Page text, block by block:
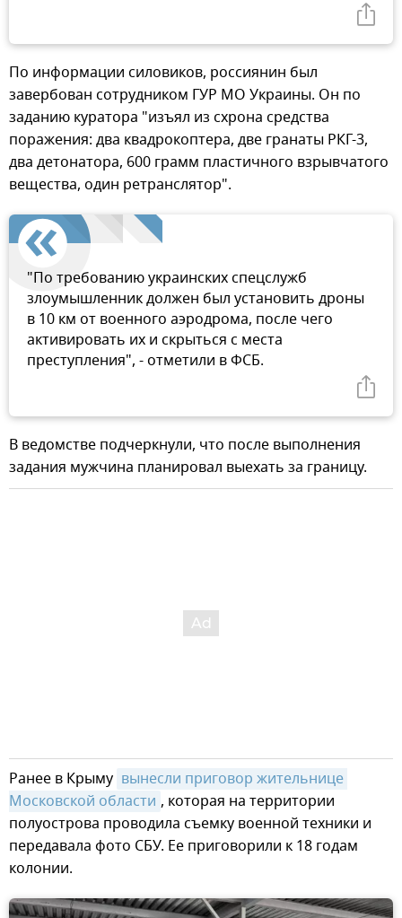
По информации силовиков, россиянин был
завербован сотрудником ГУР МО Украины. Он по
заданию куратора "изъял из схрона средства
поражения: два квадрокоптера, две гранаты РКГ-3,
два детонатора, 600 грамм пластичного взрывчатого
вещества, один ретранслятор".
"По требованию украинских спецслужб
злоумышленник должен был установить дроны
в 10 км от военного аэродрома, после чего
активировать их и скрыться с места
преступления", - отметили в ФСБ.
В ведомстве подчеркнули, что после выполнения
задания мужчина планировал выехать за границу.
Ранее в Крыму вынесли приговор жительнице
Московской области , которая на территории
полуострова проводила съемку военной техники и
передавала фото СБУ. Ее приговорили к 18 годам
колонии.